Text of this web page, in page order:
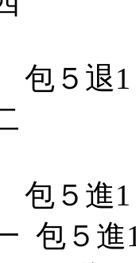
包５退1
包５進1
包５進